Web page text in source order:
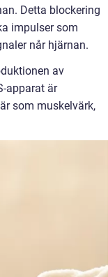
Detta blockering
impulser som
når hjärnan.
av
apparat är
som muskelvärk,